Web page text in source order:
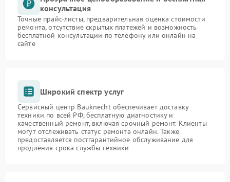
консультация
Точные прайс-листы, предварительная оценка стоимости
ремонта, отсутствие скрытых платежей и возможность
бесплатной консультации по телефону или онлайн на
сайте
Широкий спектр услуг
Сервисный центр Bauknecht обеспечивает доставку
техники по всей РФ, бесплатную диагностику и
качественный ремонт, включая срочный ремонт. Клиенты
могут отслеживать статус ремонта онлайн. Также
предоставляется постгарантийное обслуживание для
продления срока службы техники